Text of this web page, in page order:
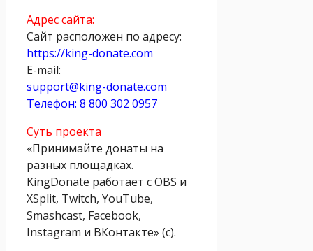
Адрес сайта:
Сайт расположен по адресу:
https://king-donate.com
E-mail:
support@king-donate.com
Телефон: 8 800 302 0957
Суть проекта
«Принимайте донаты на
разных площадках.
KingDonate работает с OBS и
XSplit, Twitch, YouTube,
Smashcast, Facebook,
Instagram и ВКонтакте» (с).